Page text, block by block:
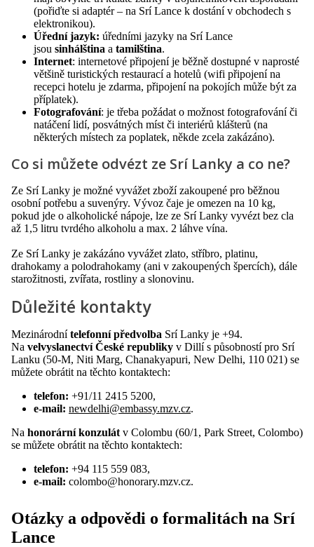
(pořiďte si adaptér – na Srí Lance k dostání v obchodech s
elektronikou).
Úřední jazyk: úředními jazyky na Srí Lance
jsou sinhálština a tamilština.
Internet: internetové připojení je běžně dostupné v naprosté
většině turistických restaurací a hotelů (wifi připojení na
recepci hotelu je zdarma, připojení na pokojích může být za
příplatek).
Fotografování: je třeba požádat o možnost fotografování či
natáčení lidí, posvátných míst či interiérů klášterů (na
některých místech za poplatek, někde zcela zakázáno).
Co si můžete odvézt ze Srí Lanky a co ne?
Ze Srí Lanky je možné vyvážet zboží zakoupené pro běžnou
osobní potřebu a suvenýry. Vývoz čaje je omezen na 10 kg,
pokud jde o alkoholické nápoje, lze ze Srí Lanky vyvézt bez cla
až 1,5 litru tvrdého alkoholu a max. 2 láhve vína.
Ze Srí Lanky je zakázáno vyvážet zlato, stříbro, platinu,
drahokamy a polodrahokamy (ani v zakoupených špercích), dále
starožitnosti, zvířata, rostliny a slonovinu.
Důležité kontakty
Mezinárodnítelefonní předvolba Srí Lanky je +94.
Na velvyslanectví České republiky v Dillí s působností pro Srí
Lanku (50-M, Niti Marg, Chanakyapuri, New Delhi, 110 021) se
můžete obrátit na těchto kontaktech:
telefon: +91/11 2415 5200,
e-mail: newdelhi@embassy.mzv.cz.
Na honorární konzulát v Colombu (60/1, Park Street, Colombo)
se můžete obrátit na těchto kontaktech:
telefon: +94 115 559 083,
e-mail: colombo@honorary.mzv.cz.
Otázky a odpovědi o formalitách na Srí
Lance